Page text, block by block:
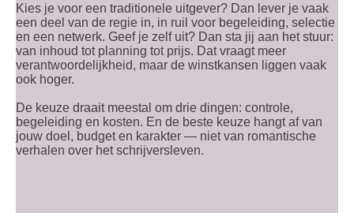
Kies je voor een traditionele uitgever? Dan lever je vaak
een deel van de regie in, in ruil voor begeleiding, selectie
en een netwerk. Geef je zelf uit? Dan sta jij aan het stuur:
van inhoud tot planning tot prijs. Dat vraagt meer
verantwoordelijkheid, maar de winstkansen liggen vaak
ook hoger.
De keuze draait meestal om drie dingen: controle,
begeleiding en kosten. En de beste keuze hangt af van
jouw doel, budget en karakter — niet van romantische
verhalen over het schrijversleven.